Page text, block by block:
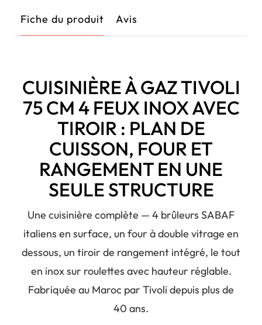
Fiche du produit Avis
CUISINIÈRE À GAZ TIVOLI
75 CM 4 FEUX INOX AVEC
TIROIR : PLAN DE
CUISSON, FOUR ET
RANGEMENT EN UNE
SEULE STRUCTURE
Une cuisinière complète — 4 brûleurs SABAF
italiens en surface, un four à double vitrage en
dessous, un tiroir de rangement intégré, le tout
en inox sur roulettes avec hauteur réglable.
Fabriquée au Maroc par Tivoli depuis plus de
40 ans.